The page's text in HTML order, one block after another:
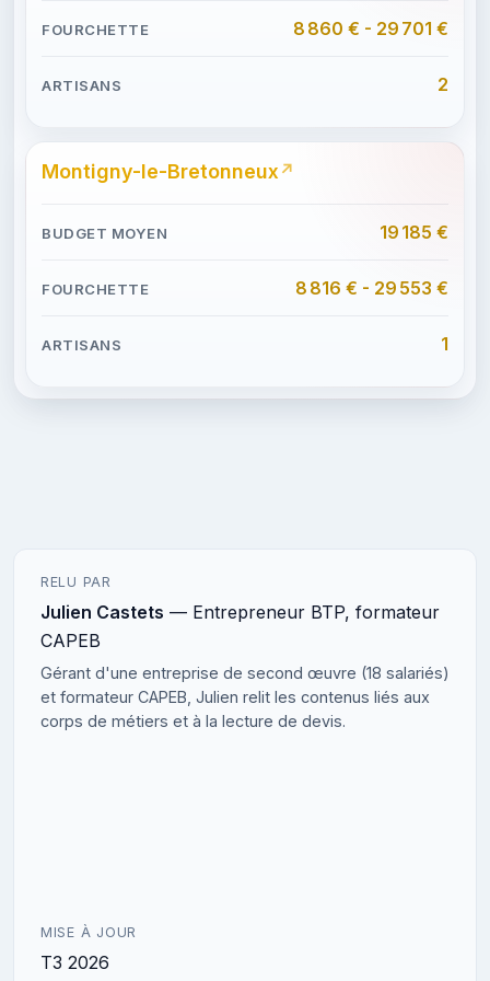
8 860 € - 29 701 €
2
Montigny-le-Bretonneux
19 185 €
8 816 € - 29 553 €
1
RELU PAR
Julien Castets — Entrepreneur BTP, formateur
CAPEB
Gérant d'une entreprise de second œuvre (18 salariés)
et formateur CAPEB, Julien relit les contenus liés aux
corps de métiers et à la lecture de devis.
MISE À JOUR
T3 2026